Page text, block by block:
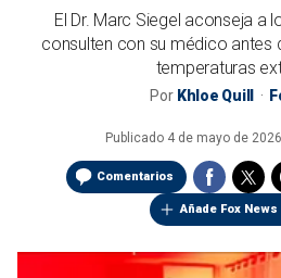
El Dr. Marc Siegel aconseja a
consulten con su médico antes
temperaturas
Por Khloe Quill
Publicado 4 de mayo de
Comentarios
Añade Fox